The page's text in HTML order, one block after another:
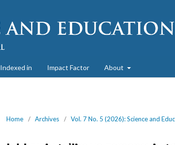
Indexed in Impact Factor About
Home / Archives / Vol. 7 No. 5 (2026): Science and